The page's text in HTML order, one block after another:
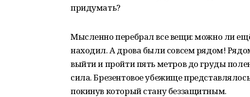
придумать?
Мысленно перебрал все вещи: можно ли
находил. А дрова были совсем рядом!
выйти и пройти пять метров до груды
сила. Брезентовое убежище
покинув который стану беззащитным.